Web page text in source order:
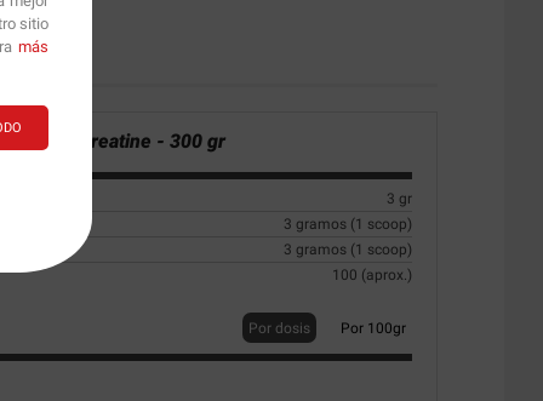
sitio
más
Pure Creatine - 300 gr
3 gr
3 gramos (1 scoop)
3 gramos (1 scoop)
100 (aprox.)
Por dosis Por 100gr